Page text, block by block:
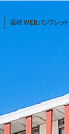
高校 WEBパンフレット